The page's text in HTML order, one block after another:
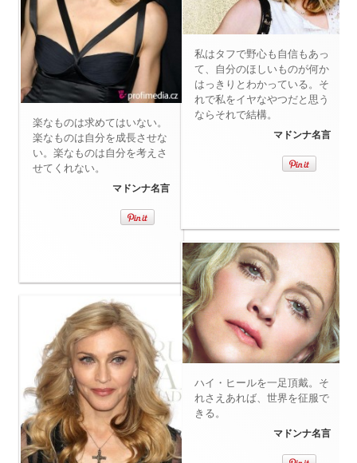
楽なものは求めてはいない。
楽なものは自分を成長させな
い。楽なものは自分を考えさ
せてくれない。
マドンナ名言
私はタフで野心も自信もあっ
て、自分のほしいものが何か
はっきりとわかっている。そ
れで私をイヤなやつだと思う
ならそれで結構。
マドンナ名言
ハイ・ヒールを一足頂戴。そ
れさえあれば、世界を征服で
きる。
マドンナ名言